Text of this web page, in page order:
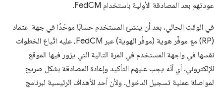
عودتهم بعد المصادقة الأولية باستخدام FedCM.
في الوقت الحالي، بعد أن ينشئ المستخدم حسابًا موحّدًا في جهة اعتماد
(RP) مع موفِّر هوية (موفِّر الهوية) عبر FedCM، عليه اتّباع الخطوات
نفسها في واجهة المستخدم في المرة التالية التي يزور فيها الموقع
الإلكتروني. أي أنّه يجب عليهم التأكيد وإعادة المصادقة بشكل صريح
لمواصلة عملية تسجيل الدخول. ولأن أحد الأهداف الرئيسية لبرنامج